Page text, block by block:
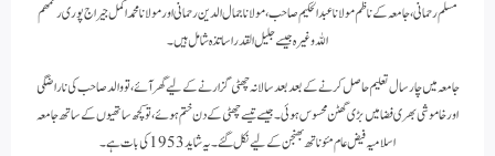
مسلم رحمانی، جامعہ کے ناظم مولانا عبد الحکیم صاحب، مولانا جمال الدین رحمانی اور مولانا محمد اکمل جیراج پوری رحمھم
اللہ وغیرہ جیسے جلیل القدر اساتذہ شامل ہیں۔
جامعہ میں چار سال تعلیم حاصل کرنے کے بعد بعد سالانہ چھٹی گزارنے کے لیے گھر آئے، تو والد صاحب کی ناراضگی
اور خاموشی بھری فضا میں بڑی گھٹن محسوس ہوئی۔ جیسے تیسے چھٹی کے دن ختم ہوئے، تو کچھ ساتھیوں کے ساتھ جامعہ
اسلامیہ فیض عام مئوناتھ بھنجن کے لیے نکل گئے۔ یہ شاید 1953 کی بات ہے۔